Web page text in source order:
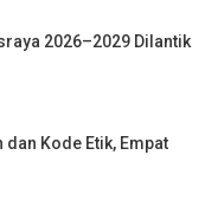
2026–2029 Dilantik
Kode Etik, Empat